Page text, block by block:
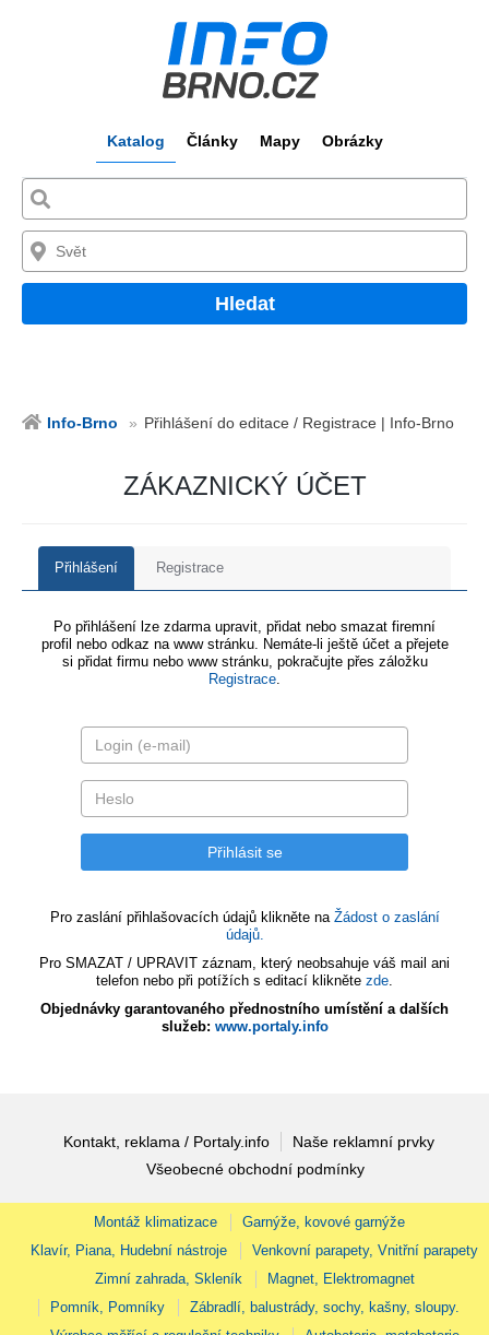
Katalog Články Mapy Obrázky
Hledat
Info-Brno Přihlášení do editace / Registrace | Info-Brno
ZÁKAZNICKÝ ÚČET
Přihlášení Registrace
Po přihlášení lze zdarma upravit, přidat nebo smazat firemní
profil nebo odkaz na www stránku. Nemáte-li ještě účet a přejete
si přidat firmu nebo www stránku, pokračujte přes záložku
Registrace.
Pro zaslání přihlašovacích údajů klikněte na Žádost o zaslání
údajů.
Pro SMAZAT / UPRAVIT záznam, který neobsahuje váš mail ani
telefon nebo při potížích s editací klikněte zde.
Objednávky garantovaného přednostního umístění a dalších
služeb: www.portaly.info
Kontakt, reklama / Portaly.info
Naše reklamní prvky
Všeobecné obchodní podmínky
Montáž klimatizace
Garnýže, kovové garnýže
Klavír, Piana, Hudební nástroje
Venkovní parapety, Vnitřní parapety
Zimní zahrada, Skleník
Magnet, Elektromagnet
Pomník, Pomníky
Zábradlí, balustrády, sochy, kašny, sloupy.